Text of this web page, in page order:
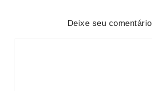
Deixe seu comentário